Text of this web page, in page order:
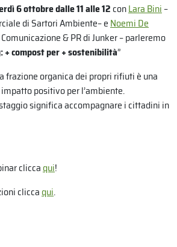
6 ottobre dalle 11 alle 12 conLara Bini –
di Sartori Ambiente– e Noemi De
& PR di Junker – parleremo
+ compost per + sostenibilità”
frazione organica dei propri rifiuti è una
positivo per l’ambiente.
significa accompagnare i cittadini in
clicca qui!
clicca qui.